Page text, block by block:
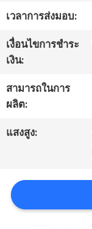
ควบคุม
คุณภาพ
ติดต่อ
เรา
ใบ
เสนอ
เวลาการส่งมอบ:
เงื่อนไขการชำระ
เงิน:
สามารถในการ
ผลิต:
แสงสูง: